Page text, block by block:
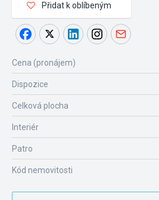
Přidat k oblíbeným
Cena (pronájem)
Dispozice
Celková plocha
Interiér
Patro
Kód nemovitosti